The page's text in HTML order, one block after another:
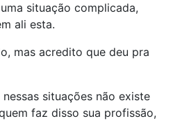
situação complicada,
ali esta.
mas acredito que deu pra
situações não existe
faz disso sua profissão,